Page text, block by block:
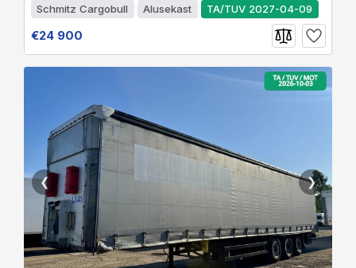
Schmitz Cargobull
Alusekast TA/TUV 2027-04-09
€24 900
❮ ❯